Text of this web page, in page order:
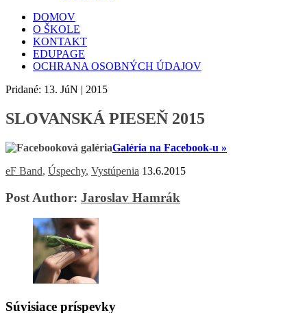
DOMOV
O ŠKOLE
KONTAKT
EDUPAGE
OCHRANA OSOBNÝCH ÚDAJOV
Pridané: 13. JúN | 2015
SLOVANSKÁ PIESEŇ 2015
Galéria na Facebook-u »
eF Band, Úspechy, Vystúpenia 13.6.2015
Post Author: Jaroslav Hamrák
Súvisiace príspevky